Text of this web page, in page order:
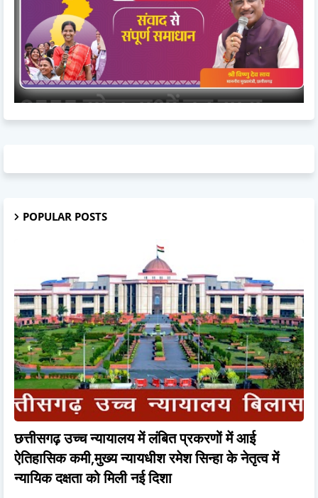
POPULAR POSTS
छत्तीसगढ़ उच्च न्यायालय में लंबित प्रकरणों में आई
ऐतिहासिक कमी,मुख्य न्यायधीश रमेश सिन्हा के नेतृत्व में
न्यायिक दक्षता को मिली नई दिशा